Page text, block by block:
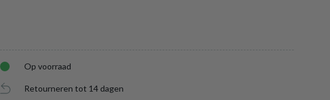
Op voorraad
Retourneren tot 14 dagen